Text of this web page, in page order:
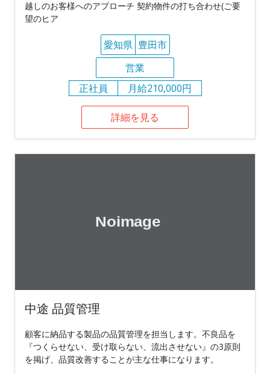
越しのお客様へのアプローチ 契約物件の打ち合わせ(ご要
望のヒア
愛知県 豊田市
営業
正社員
月給210,000円
詳細を見る
中途 品質管理
顧客に納品する製品の品質管理を担当します。不良品を
『つくらせない、受け取らない、流出させない』の3原則
を掲げ、品質改善することが主な仕事になります。